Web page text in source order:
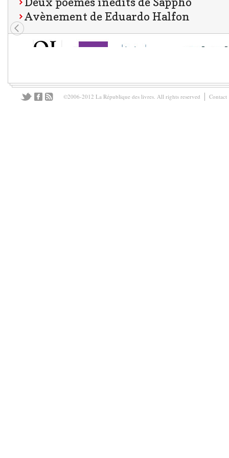
Avènement de Eduardo Halfon
©2006-2012 La République des livres. All rights reserved Contact